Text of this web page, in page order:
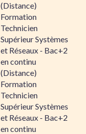
(Distance)
Formation
Technicien
Supérieur Systèmes
et Réseaux - Bac+2
en continu
(Distance)
Formation
Technicien
Supérieur Systèmes
et Réseaux - Bac+2
en continu